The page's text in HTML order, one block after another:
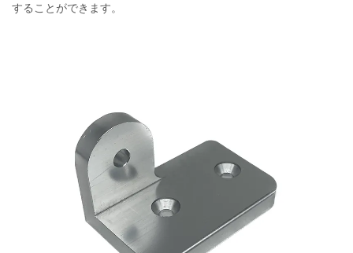
することができます。